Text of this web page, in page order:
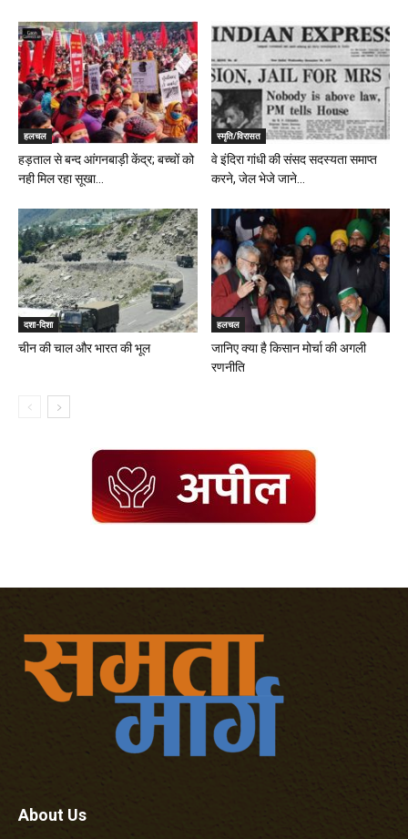
हलचल
हड़ताल से बन्द आंगनबाड़ी केंद्र; बच्चों को
नही मिल रहा सूखा...
स्मृति/विरासत
वे इंदिरा गांधी की संसद सदस्यता समाप्त
करने, जेल भेजे जाने...
दशा-दिशा
चीन की चाल और भारत की भूल
हलचल
जानिए क्या है किसान मोर्चा की अगली
रणनीति
About Us